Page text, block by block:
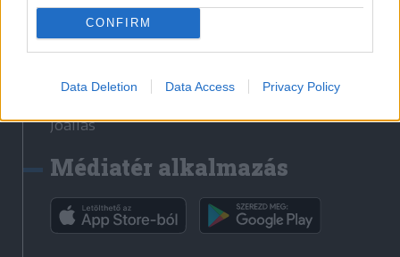
CONFIRM
Data Deletion Data Access Privacy Policy
Erdélyi Napló
Főtér
Jóállás
Médiatér alkalmazás